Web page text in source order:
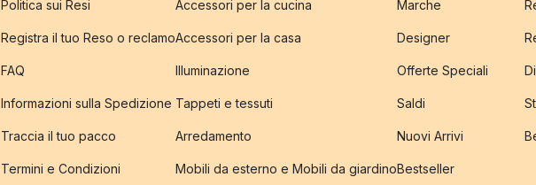
Politica sui Resi
Registra il tuo Reso o reclamo
FAQ
Informazioni sulla Spedizione
Traccia il tuo pacco
Termini e Condizioni
Accessori per la cucina
Accessori per la casa
Illuminazione
Tappeti e tessuti
Arredamento
Mobili da esterno e Mobili da giardino
Marche
Designer
Offerte Speciali
Saldi
Nuovi Arrivi
Bestseller